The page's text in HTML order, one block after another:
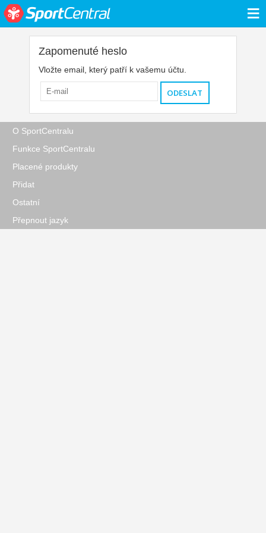
≡
Zapomenuté heslo
Vložte email, který patří k vašemu účtu.
O SportCentralu
Funkce SportCentralu
Placené produkty
Přidat
Ostatní
Přepnout jazyk